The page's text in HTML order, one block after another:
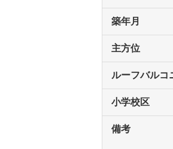
築年月
主方位
ルーフバルコ
小学校区
備考